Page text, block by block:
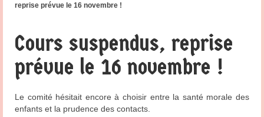
reprise prévue le 16 novembre !
Cours suspendus, reprise
prévue le 16 novembre !
Le comité hésitait encore à choisir entre la santé morale des
enfants et la prudence des contacts.